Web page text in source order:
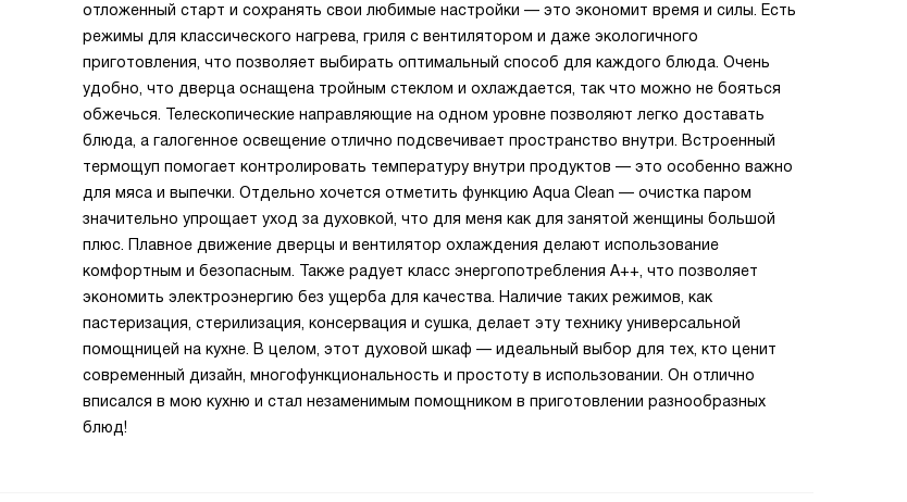
отложенный старт и сохранять свои любимые настройки — это экономит время и силы. Есть
режимы для классического нагрева, гриля с вентилятором и даже экологичного
приготовления, что позволяет выбирать оптимальный способ для каждого блюда. Очень
удобно, что дверца оснащена тройным стеклом и охлаждается, так что можно не бояться
обжечься. Телескопические направляющие на одном уровне позволяют легко доставать
блюда, а галогенное освещение отлично подсвечивает пространство внутри. Встроенный
термощуп помогает контролировать температуру внутри продуктов — это особенно важно
для мяса и выпечки. Отдельно хочется отметить функцию Aqua Clean — очистка паром
значительно упрощает уход за духовкой, что для меня как для занятой женщины большой
плюс. Плавное движение дверцы и вентилятор охлаждения делают использование
комфортным и безопасным. Также радует класс энергопотребления A++, что позволяет
экономить электроэнергию без ущерба для качества. Наличие таких режимов, как
пастеризация, стерилизация, консервация и сушка, делает эту технику универсальной
помощницей на кухне. В целом, этот духовой шкаф — идеальный выбор для тех, кто ценит
современный дизайн, многофункциональность и простоту в использовании. Он отлично
вписался в мою кухню и стал незаменимым помощником в приготовлении разнообразных
блюд!